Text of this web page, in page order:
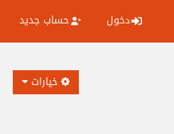
دخول حساب جديد
خيارات